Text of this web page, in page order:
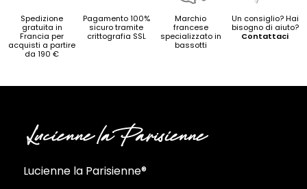
Spedizione
gratuita in
Francia per
acquisti a partire
da 190 €
Pagamento 100%
sicuro tramite
crittografia SSL
Marchio
francese
specializzato in
bassotti
Un consiglio? Hai
bisogno di aiuto?
Contattaci
Lucienne la Parisienne®